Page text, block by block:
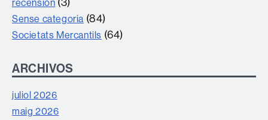
Sense categoria (84)
Societats Mercantils (64)
ARCHIVOS
juliol 2026
maig 2026